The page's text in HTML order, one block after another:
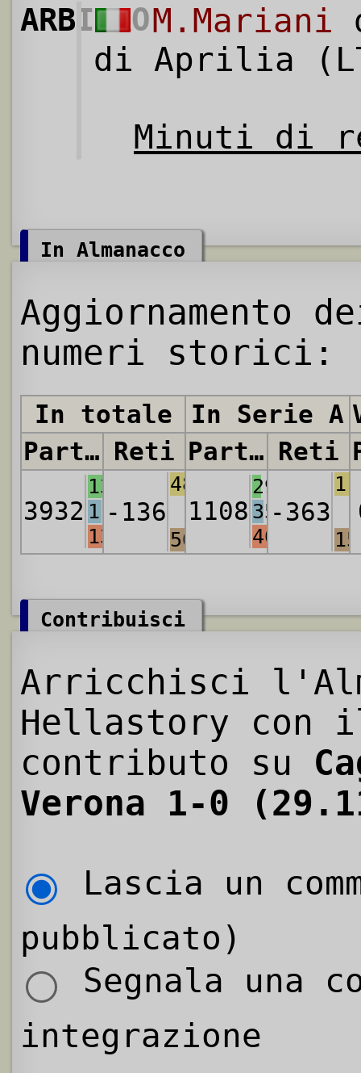
ARBITROM.Mariani
di Aprilia
Minuti di
In Almanacco
Aggiornamento
numeri storici:
In totale In Serie A
Partite Reti Partite Reti
3932
1372
1165
1395
-136
4878
5014
1108
291
356
461
-363
Contribuisci
Arricchisci
Hellastory con
contributo su
Verona 1-0
Lascia un
pubblicato)
Segnala una
integrazione